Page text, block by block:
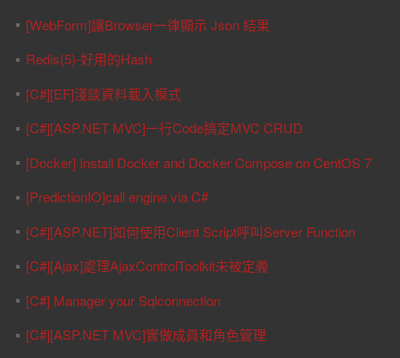
[WebForm]讓Browser一律顯示 Json 結果
Redis(5)-好用的Hash
[C#][EF]淺談資料載入模式
[C#][ASP.NET MVC]一行Code搞定MVC CRUD
[Docker] Install Docker and Docker Compose on CentOS 7
[PredictionIO]call engine via C#
[C#][ASP.NET]如何使用Client Script呼叫Server Function
[C#][Ajax]處理AjaxControlToolkit未被定義
[C#] Manager your Sqlconnection
[C#][ASP.NET MVC]實做成員和角色管理